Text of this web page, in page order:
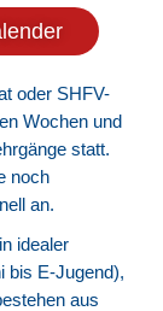
oder SHFV-
Wochen und
statt.
noch
an.
idealer
bis E-Jugend),
aus